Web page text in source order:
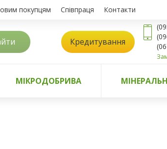
покупцям Співпраця Контакти
Кредитування
МІКРОДОБРИВА